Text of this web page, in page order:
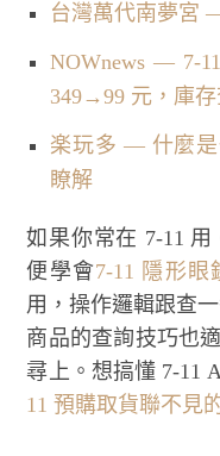
台灣萬代南夢宮
NOWnews — 7-
349→99 元，庫
楽玩多 — 什麼是
瞭解
如果你常在 7-11 用
便學會7-11 隱形眼
用，操作邏輯跟查
商品的查詢技巧也
尋上。想搞懂 7-11
11 預購取貨聯不見